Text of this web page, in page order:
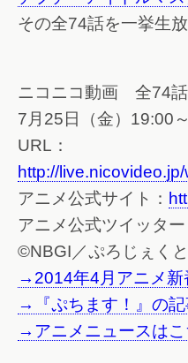
その全74話を一挙生放
ニコニコ動画 全74
7月25日（金）19:00～
URL：
http://
アニメ公式サイト：
アニメ公式ツイッタ
©NBGI／ぷろじぇく
→2014年4月アニメ新
→『ぷちます！』の記
→アニメニュースはこ